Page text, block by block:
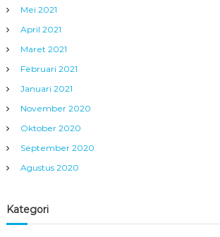
Mei 2021
April 2021
Maret 2021
Februari 2021
Januari 2021
November 2020
Oktober 2020
September 2020
Agustus 2020
Kategori